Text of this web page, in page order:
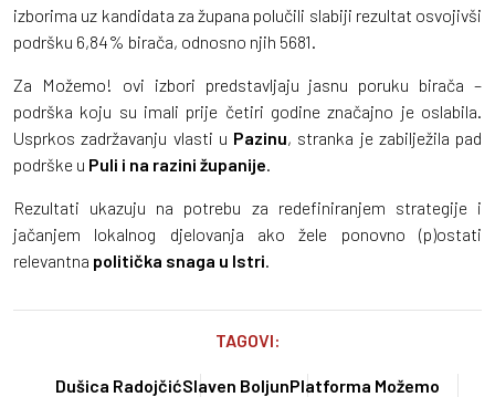
izborima uz kandidata za župana polučili slabiji rezultat osvojivši
podršku 6,84% birača, odnosno njih 5681.
Za Možemo! ovi izbori predstavljaju jasnu poruku birača –
podrška koju su imali prije četiri godine značajno je oslabila.
Usprkos zadržavanju vlasti u Pazinu, stranka je zabilježila pad
podrške u Puli i na razini županije
Rezultati ukazuju na potrebu za redefiniranjem strategije i
jačanjem lokalnog djelovanja ako žele ponovno (p)ostati
relevantna politička snaga u Istri
TAGOVI:
Dušica RadojčićSlaven BoljunPlatforma Možemo